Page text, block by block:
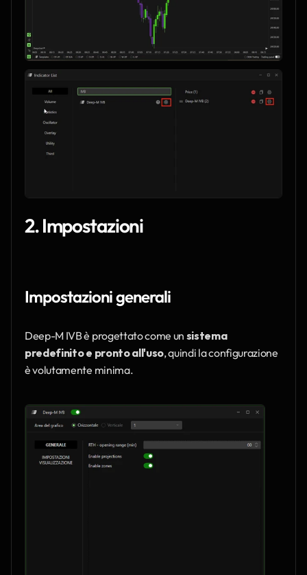
2. Impostazioni
Impostazioni generali
Deep-M IVB è progettato come un sistema
predefinito e pronto all'uso, quindi la configurazione
è volutamente minima.